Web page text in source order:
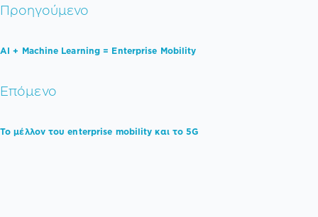
Προηγούμενο
ΑΙ + Machine Learning = Enterprise Mobility
Επόμενο
Το μέλλον του enterprise mobility και το 5G